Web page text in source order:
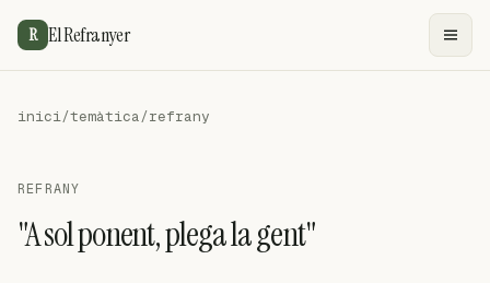
R El Refranyer
inici/temàtica/refrany
REFRANY
"A sol ponent, plega la gent"